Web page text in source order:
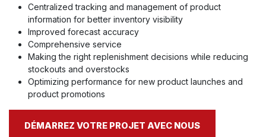
Centralized tracking and management of product
information for better inventory visibility
Improved forecast accuracy
Comprehensive service
Making the right replenishment decisions while reducing
stockouts and overstocks
Optimizing performance for new product launches and
product promotions
DÉMARREZ VOTRE PROJET AVEC NOUS